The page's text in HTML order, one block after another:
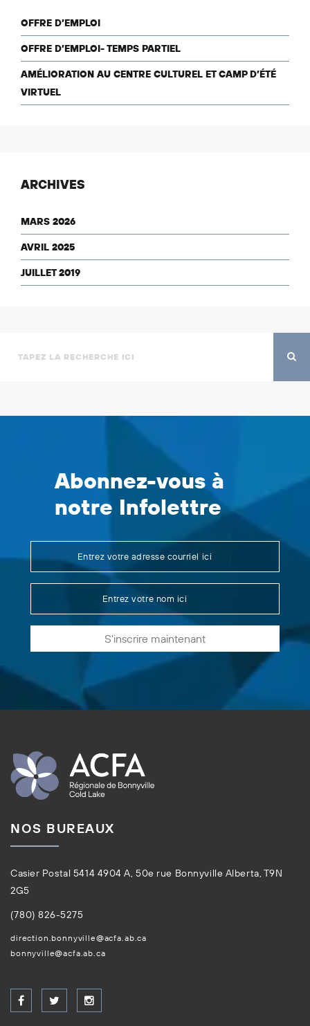
OFFRE D’EMPLOI
OFFRE D’EMPLOI- TEMPS PARTIEL
AMÉLIORATION AU CENTRE CULTUREL ET CAMP D’ÉTÉ
VIRTUEL
ARCHIVES
MARS 2026
AVRIL 2025
JUILLET 2019
Abonnez-vous à
notre Infolettre
S'inscrire maintenant
NOS BUREAUX
Casier Postal 5414 4904 A, 50e rue Bonnyville Alberta, T9N
2G5
(780) 826-5275
direction.bonnyville@acfa.ab.ca
bonnyville@acfa.ab.ca